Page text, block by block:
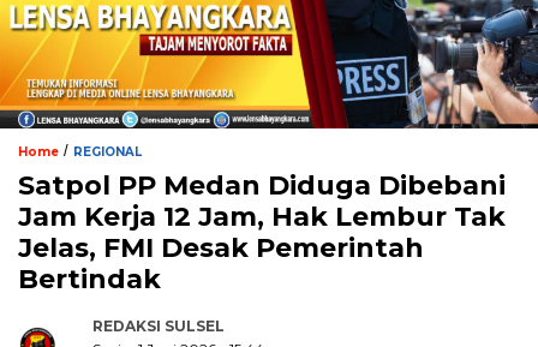
Home / REGIONAL
Satpol PP Medan Diduga Dibebani
Jam Kerja 12 Jam, Hak Lembur Tak
Jelas, FMI Desak Pemerintah
Bertindak
REDAKSI SULSEL